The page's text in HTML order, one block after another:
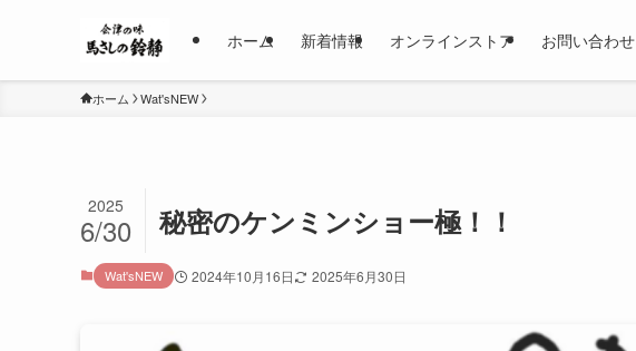
ホーム 新着情報 オンラインストア お問い合わせ
ホーム Wat'sNEW
秘密のケンミンショー極！！
2025
6/30
Wat'sNEW 2024年10月16日 2025年6月30日